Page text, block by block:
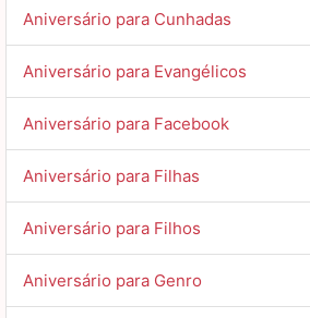
Aniversário para Cunhadas
Aniversário para Evangélicos
Aniversário para Facebook
Aniversário para Filhas
Aniversário para Filhos
Aniversário para Genro